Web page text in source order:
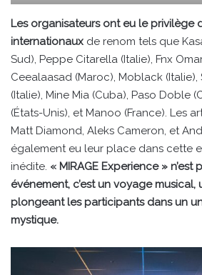
Les organisateurs ont eu le privilège
internationaux de renom tels que
Sud), Peppe Citarella (Italie), Fnx
Ceealaasad (Maroc), Moblack
(Italie), Mine Mia (Cuba), Paso Doble
(États-Unis), et Manoo (France). Les
Matt Diamond, Aleks Cameron, et
également eu leur place dans cette
inédite. « MIRAGE Experience » n’est
événement, c’est un voyage musical,
plongeant les participants dans un
mystique.